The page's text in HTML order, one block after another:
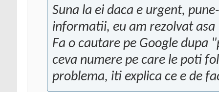
Suna la ei daca e urgent,
informatii, eu am rezolvat
Fa o cautare pe Google dupa
ceva numere pe care le poti
problema, iti explica ce e de